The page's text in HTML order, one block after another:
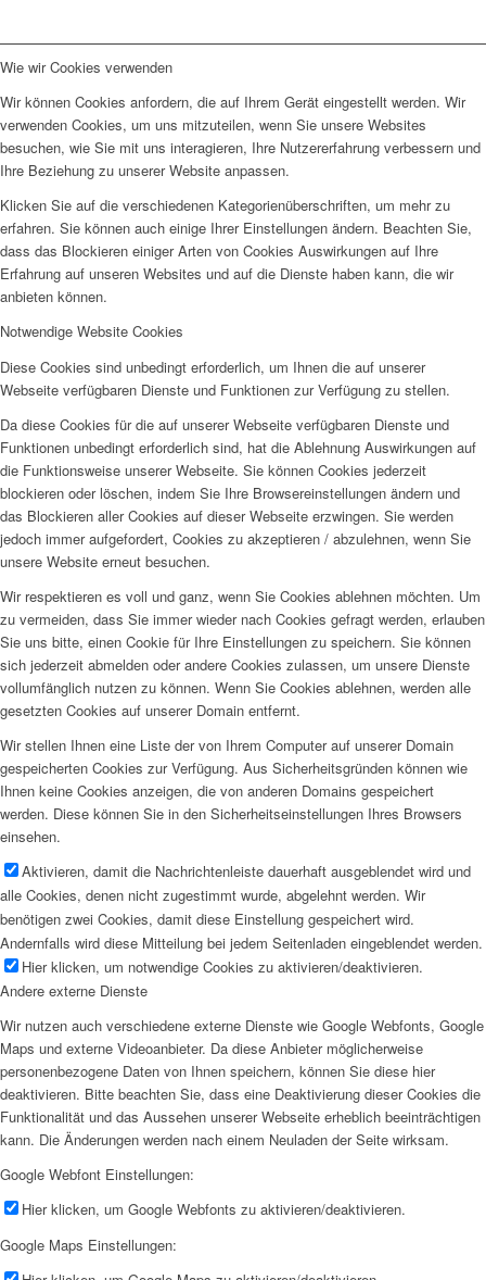
Wie wir Cookies verwenden
Wir können Cookies anfordern, die auf Ihrem Gerät eingestellt werden. Wir
verwenden Cookies, um uns mitzuteilen, wenn Sie unsere Websites
besuchen, wie Sie mit uns interagieren, Ihre Nutzererfahrung verbessern und
Ihre Beziehung zu unserer Website anpassen.
Klicken Sie auf die verschiedenen Kategorienüberschriften, um mehr zu
erfahren. Sie können auch einige Ihrer Einstellungen ändern. Beachten Sie,
dass das Blockieren einiger Arten von Cookies Auswirkungen auf Ihre
Erfahrung auf unseren Websites und auf die Dienste haben kann, die wir
anbieten können.
Notwendige Website Cookies
Diese Cookies sind unbedingt erforderlich, um Ihnen die auf unserer
Webseite verfügbaren Dienste und Funktionen zur Verfügung zu stellen.
Da diese Cookies für die auf unserer Webseite verfügbaren Dienste und
Funktionen unbedingt erforderlich sind, hat die Ablehnung Auswirkungen auf
die Funktionsweise unserer Webseite. Sie können Cookies jederzeit
blockieren oder löschen, indem Sie Ihre Browsereinstellungen ändern und
das Blockieren aller Cookies auf dieser Webseite erzwingen. Sie werden
jedoch immer aufgefordert, Cookies zu akzeptieren / abzulehnen, wenn Sie
unsere Website erneut besuchen.
Wir respektieren es voll und ganz, wenn Sie Cookies ablehnen möchten. Um
zu vermeiden, dass Sie immer wieder nach Cookies gefragt werden, erlauben
Sie uns bitte, einen Cookie für Ihre Einstellungen zu speichern. Sie können
sich jederzeit abmelden oder andere Cookies zulassen, um unsere Dienste
vollumfänglich nutzen zu können. Wenn Sie Cookies ablehnen, werden alle
gesetzten Cookies auf unserer Domain entfernt.
Wir stellen Ihnen eine Liste der von Ihrem Computer auf unserer Domain
gespeicherten Cookies zur Verfügung. Aus Sicherheitsgründen können wie
Ihnen keine Cookies anzeigen, die von anderen Domains gespeichert
werden. Diese können Sie in den Sicherheitseinstellungen Ihres Browsers
einsehen.
Aktivieren, damit die Nachrichtenleiste dauerhaft ausgeblendet wird und
alle Cookies, denen nicht zugestimmt wurde, abgelehnt werden. Wir
benötigen zwei Cookies, damit diese Einstellung gespeichert wird.
Andernfalls wird diese Mitteilung bei jedem Seitenladen eingeblendet werden.
Hier klicken, um notwendige Cookies zu aktivieren/deaktivieren.
Andere externe Dienste
Wir nutzen auch verschiedene externe Dienste wie Google Webfonts, Google
Maps und externe Videoanbieter. Da diese Anbieter möglicherweise
personenbezogene Daten von Ihnen speichern, können Sie diese hier
deaktivieren. Bitte beachten Sie, dass eine Deaktivierung dieser Cookies die
Funktionalität und das Aussehen unserer Webseite erheblich beeinträchtigen
kann. Die Änderungen werden nach einem Neuladen der Seite wirksam.
Google Webfont Einstellungen:
Hier klicken, um Google Webfonts zu aktivieren/deaktivieren.
Google Maps Einstellungen: